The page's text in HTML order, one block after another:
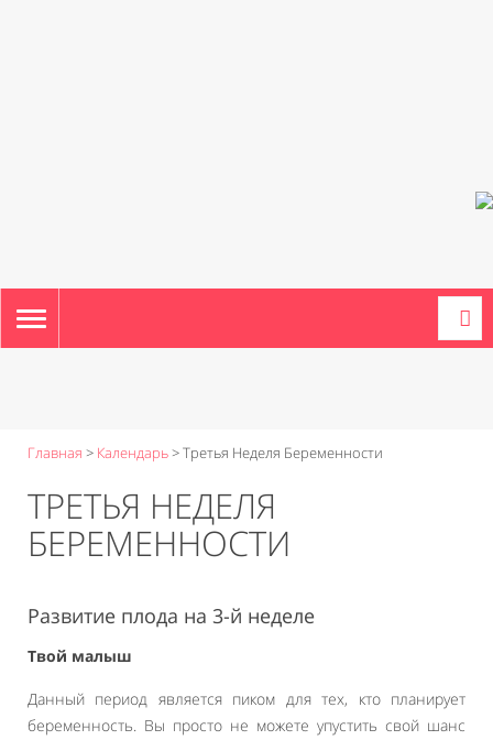
TOGGLE
NAVIGATION
Главная > Календарь>Третья Неделя Беременности
ТРЕТЬЯ НЕДЕЛЯ
БЕРЕМЕННОСТИ
Развитие плода на 3-й неделе
Твой малыш
Данный период является пиком для тех, кто планирует
беременность. Вы просто не можете упустить свой шанс